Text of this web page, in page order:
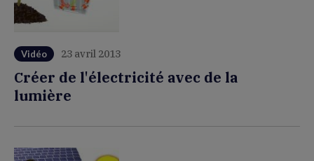
Vidéo 23 avril 2013
Créer de l'électricité avec de la
lumière